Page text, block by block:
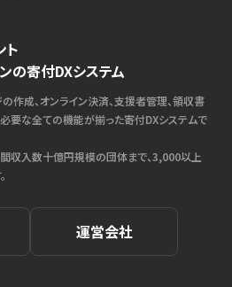
ト
の寄付DXシステム
作成、オンライン決済、支援者管理、領収書
要な全ての機能が揃った寄付DXシステムで
収入数十億円規模の団体まで、3,000以上
運営会社